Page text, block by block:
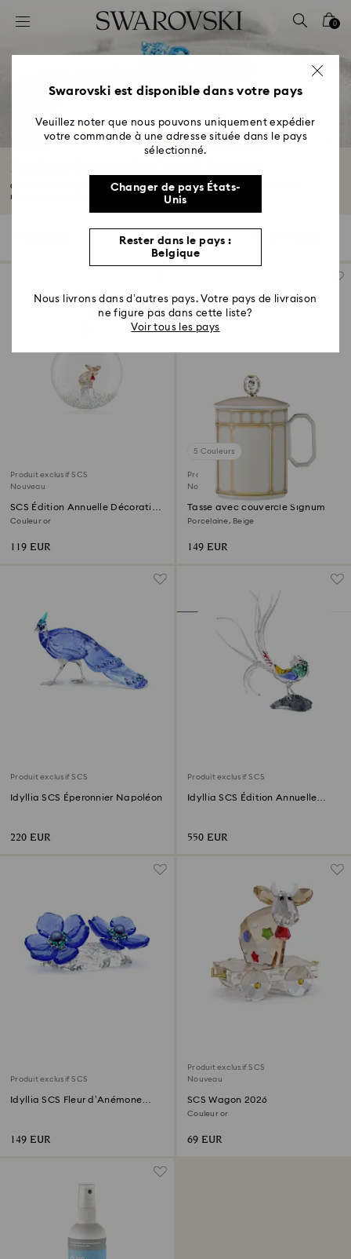
Accesskeys list
2 - Footer
4 - Search results
0
Produits Swarovski Crystal Society
Collection Swarovski Crystal Society : ces produits exclusifs SCS sont
réservés...
Filtres
Filtres
Produit exclusif SCS
Nouveau
SCS Édition Annuelle Décoration
Boule 2026
Couleur or
119 EUR
5 Couleurs
Produit exclusif SCS
Nouveau
Tasse avec couvercle Signum
Porcelaine, Beige
149 EUR
Produit exclusif SCS
Idyllia SCS Éperonnier Napoléon
220 EUR
Produit exclusif SCS
Idyllia SCS Édition Annuelle
550 EUR
Produit exclusif SCS
Idyllia SCS Fleur d’Anémone
149 EUR
Produit exclusif SCS
Nouveau
SCS Wagon 2026
Couleur or
69 EUR
Swarovski est disponible dans votre pays
Veuillez noter que nous pouvons uniquement expédier
votre commande à une adresse située dans le pays
sélectionné.
Changer de pays États-
Unis
Rester dans le pays :
Belgique
Nous livrons dans d’autres pays. Votre pays de livraison
ne figure pas dans cette liste?
Voir tous les pays